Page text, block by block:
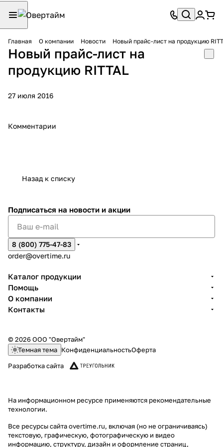
Главная О компании Новости Новый прайс-лист на продукцию
Новый прайс-лист на
продукцию RITTAL
27 июля 2016
Комментарии
Назад к списку
Подписаться на новости и акции
8 (800) 775-47-83
order@overtime.ru
Каталог продукции
Помощь
О компании
Контакты
© 2026 ООО "Овертайм"
Темная тема КонфиденциальностьОферта
Разработка сайта
На информационном ресурсе применяются рекомендательные
технологии.
Все ресурсы сайта overtime.ru, включая (но не ограничиваясь)
текстовую, графическую, фотографическую и видео
информацию, структуру, дизайн и оформление страниц,